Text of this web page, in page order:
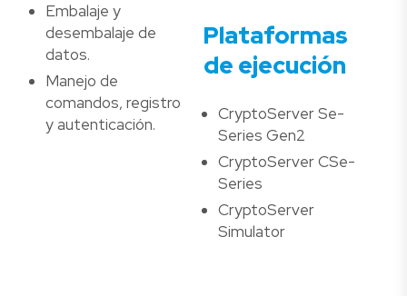
Embalaje y
desembalaje de
datos.
Manejo de
comandos, registro
y autenticación.
Plataformas
de ejecución
CryptoServer Se-
Series Gen2
CryptoServer CSe-
Series
CryptoServer
Simulator